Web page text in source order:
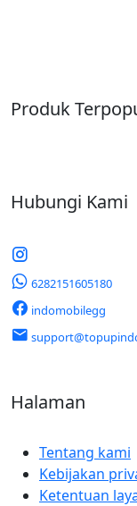
Transaksi
Produk
Hubungi Kami
6282151605180
indomobilegg
Halaman
Tentang kami
Kebijakan
Ketentuan